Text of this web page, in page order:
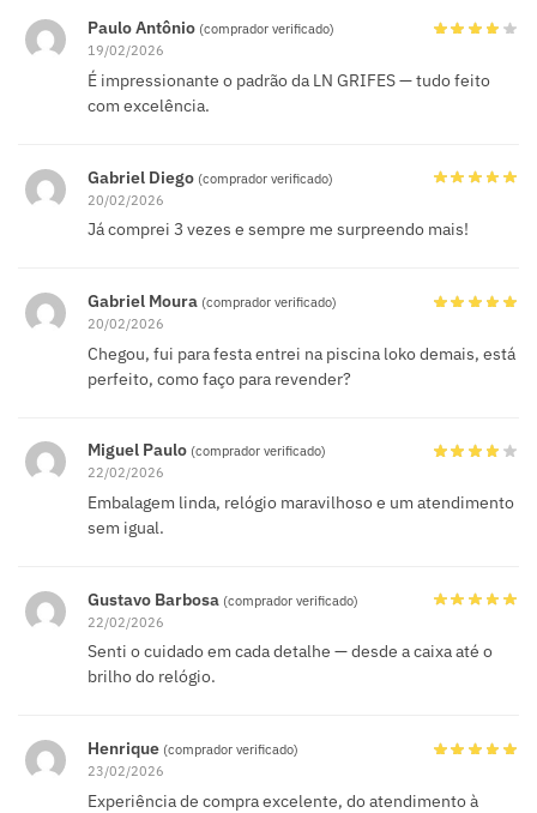
Paulo Antônio (comprador verificado)
19/02/2026
É impressionante o padrão da LN GRIFES — tudo feito
com excelência.
Gabriel Diego (comprador verificado)
20/02/2026
Já comprei 3 vezes e sempre me surpreendo mais!
Gabriel Moura (comprador verificado)
20/02/2026
Chegou, fui para festa entrei na piscina loko demais, está
perfeito, como faço para revender?
Miguel Paulo (comprador verificado)
22/02/2026
Embalagem linda, relógio maravilhoso e um atendimento
sem igual.
Gustavo Barbosa (comprador verificado)
22/02/2026
Senti o cuidado em cada detalhe — desde a caixa até o
brilho do relógio.
Henrique (comprador verificado)
23/02/2026
Experiência de compra excelente, do atendimento à